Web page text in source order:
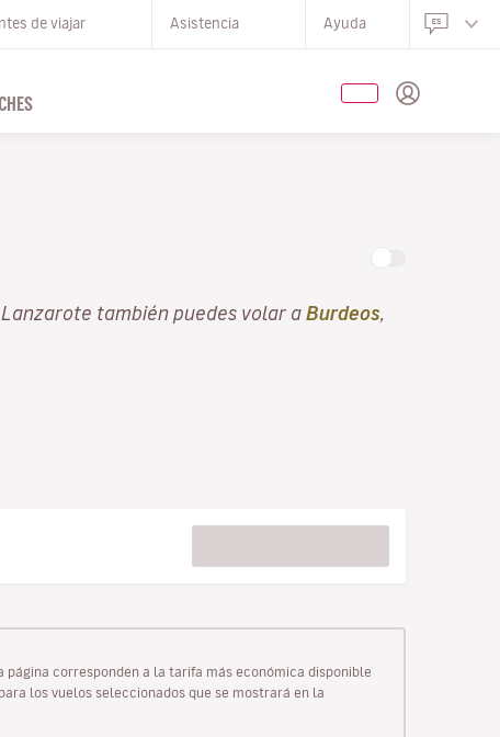
de viajar Asistencia Ayuda
Lanzarote también puedes volar a Burdeos
corresponden a la tarifa más económica disponible
los vuelos seleccionados que se mostrará en la